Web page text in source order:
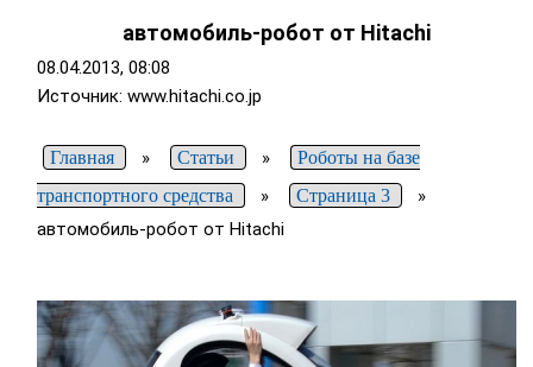
автомобиль-робот от Hitachi
08.04.2013, 08:08
Источник: www.hitachi.co.jp
Главная » Статьи »
Роботы на базе
транспортного средства
» Страница 3
»
автомобиль-робот от Hitachi